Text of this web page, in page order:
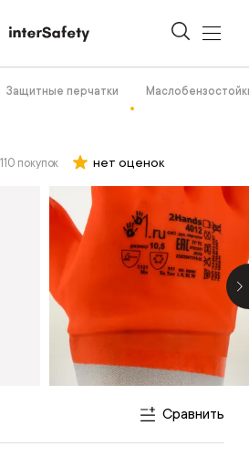
Защитные перчатки
110 покупок нет оценок
Сравнить